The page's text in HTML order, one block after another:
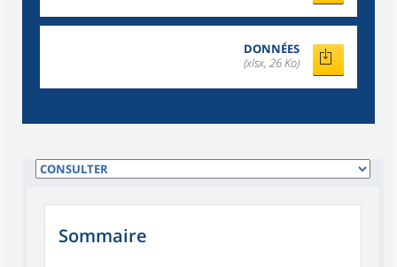
DONNÉES
(xlsx, 26 Ko)
Sommaire